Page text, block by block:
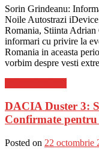
Sorin Grindeanu:
Noile Autostrazi
Romania, Stiinta
informari cu privire la
Romania in aceasta
vorbim despre vesti
DACIA Duster 3:
Confirmate
Posted on 22 octombrie